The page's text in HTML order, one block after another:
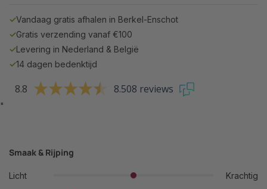
✓Vandaag gratis afhalen in Berkel-Enschot
✓Gratis verzending vanaf €100
✓Levering in Nederland & België
✓14 dagen bedenktijd
8.8 8.508 reviews
"
Smaak & Rijping
Licht
Krachtig